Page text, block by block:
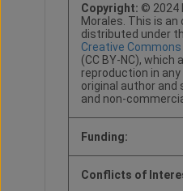
Copyright: © 2024
Morales. This is
distributed under
Creative
(CC BY-NC), which
reproduction in
original author and
and non-
Funding:
Conflicts of